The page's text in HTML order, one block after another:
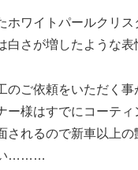
ホワイトパールクリ
白さが増したような表
のご依頼をいただく事
ー様はすでにコーティ
されるので新車以上の
い………